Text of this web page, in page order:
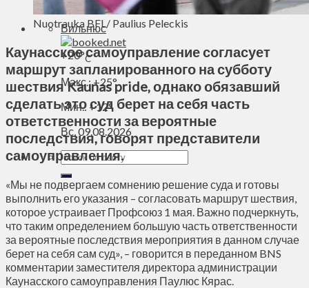
Энергетика
Вильнюс
+20°C
Макс.:+25°
Мин.: +12°
Вс, 09.08.2026
Nuotrauka BFL/ Paulius Peleckis
Каунасское самоуправление согласует
маршрут запланированного на субботу
шествия Kaunas pride, однако обязавший
сделать это суд берет на себя часть
ответственности за вероятные
последствия, говорят представители
самоуправления.
«Мы не подвергаем сомнению решение суда и готовы
выполнить его указания – согласовать маршрут шествия,
которое устраивает Профсоюз 1 мая. Важно подчеркнуть,
что таким определением большую часть ответственности
за вероятные последствия мероприятия в данном случае
берет на себя сам суд», – говорится в переданном BNS
комментарии заместителя директора администрации
Каунасского самоуправления Паулюс Кярас.